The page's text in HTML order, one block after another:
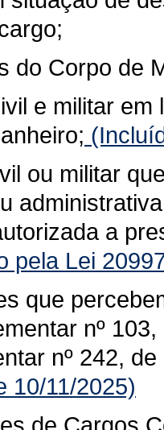
do Corpo de
e militar
ou militar
a
pela Lei
que
nº
nº 242,
10/11/2025)